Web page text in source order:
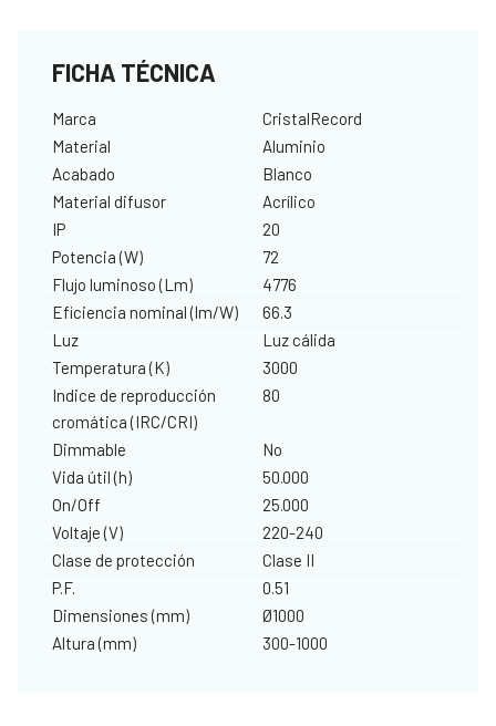
FICHA TÉCNICA
Marca
CristalRecord
Material
Aluminio
Acabado
Blanco
Material difusor
Acrílico
IP
20
Potencia (W)
72
Flujo luminoso (Lm)
4776
Eficiencia nominal (lm/W)
66.3
Luz
Luz cálida
Temperatura (K)
3000
Indice de reproducción
cromática (IRC/CRI)
80
Dimmable
No
Vida útil (h)
50.000
On/Off
25.000
Voltaje (V)
220-240
Clase de protección
Clase II
P.F.
0.51
Dimensiones (mm)
Ø1000
Altura (mm)
300-1000